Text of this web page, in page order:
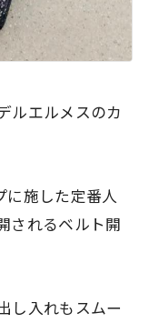
ルエルメスのカ
に施した定番人
されるベルト開
し入れもスムー